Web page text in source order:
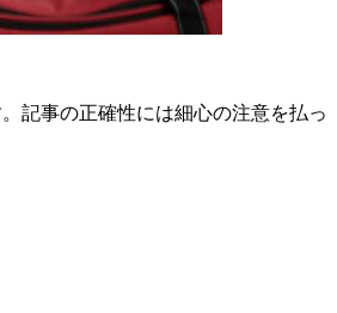
記事の正確性には細心の注意を払っ